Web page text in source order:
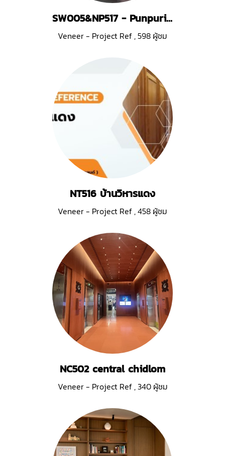
SW005&NP517 - Punpuri Siam Center
Veneer - Project Ref ,598 ผู้ชม
NT516 บ้านวิหารแดง
Veneer - Project Ref ,458 ผู้ชม
NC502 central chidlom
Veneer - Project Ref,340 ผู้ชม